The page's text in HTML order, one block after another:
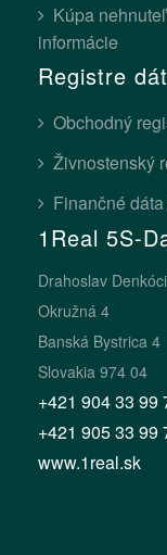
Kúpa
informácie
Registre dát
Obchodný
Živnostenský
Finančné
1Real 5S-
Drahoslav Denkóci
Okružná 4
Banská Bystrica 4
Slovakia 974 04
+421 904 33 99
+421 905 33 99
www.1real.sk